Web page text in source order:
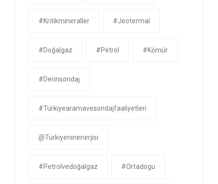
#kritikmineraller #jeotermal
#doğalgaz #petrol #kömür
#derinsondaj
#Türkiyearamavesondajfaaliyetleri
@Türkiyeninenerjisi
#petrolvedoğalgaz #ortadogu